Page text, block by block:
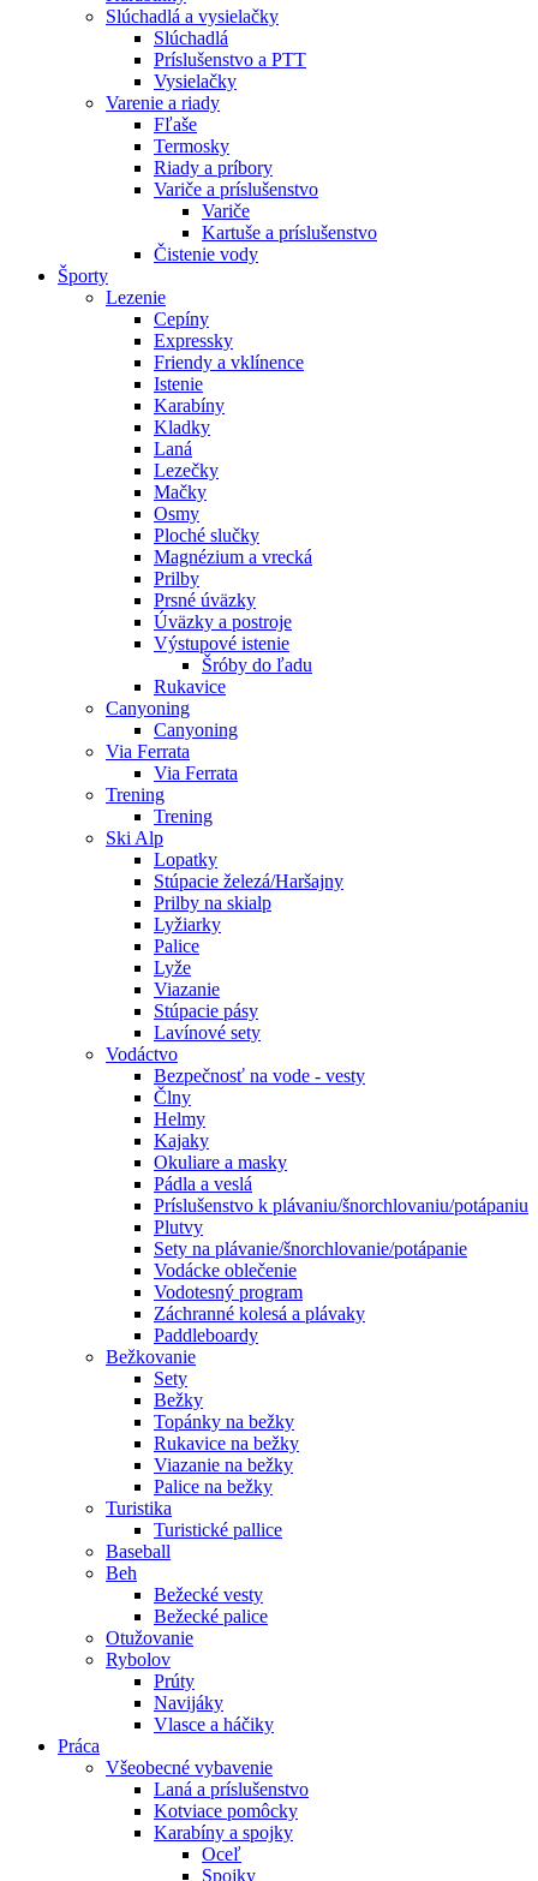
Slúchadlá a vysielačky
Slúchadlá
Príslušenstvo a PTT
Vysielačky
Varenie a riady
Fľaše
Termosky
Riady a príbory
Variče a príslušenstvo
Variče
Kartuše a príslušenstvo
Čistenie vody
Športy
Lezenie
Cepíny
Expressky
Friendy a vklínence
Istenie
Karabíny
Kladky
Laná
Lezečky
Mačky
Osmy
Ploché slučky
Magnézium a vrecká
Prilby
Prsné úväzky
Úväzky a postroje
Výstupové istenie
Šróby do ľadu
Rukavice
Canyoning
Canyoning
Via Ferrata
Via Ferrata
Trening
Trening
Ski Alp
Lopatky
Stúpacie železá/Haršajny
Prilby na skialp
Lyžiarky
Palice
Lyže
Viazanie
Stúpacie pásy
Lavínové sety
Vodáctvo
Bezpečnosť na vode - vesty
Člny
Helmy
Kajaky
Okuliare a masky
Pádla a veslá
Príslušenstvo k plávaniu/šnorchlovaniu/potápaniu
Plutvy
Sety na plávanie/šnorchlovanie/potápanie
Vodácke oblečenie
Vodotesný program
Záchranné kolesá a plávaky
Paddleboardy
Bežkovanie
Sety
Bežky
Topánky na bežky
Rukavice na bežky
Viazanie na bežky
Palice na bežky
Turistika
Turistické pallice
Baseball
Beh
Bežecké vesty
Bežecké palice
Otužovanie
Rybolov
Prúty
Navijáky
Vlasce a háčiky
Práca
Všeobecné vybavenie
Laná a príslušenstvo
Kotviace pomôcky
Karabíny a spojky
Oceľ
Spojky